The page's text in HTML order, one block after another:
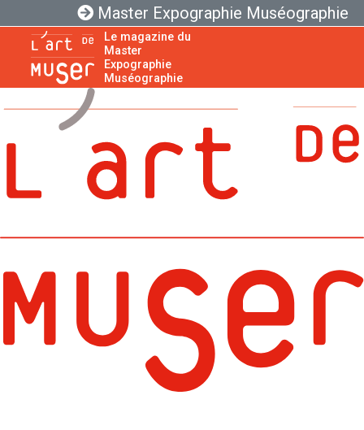
Master Expographie Muséographie
Le magazine du
Master
Expographie
Muséographie